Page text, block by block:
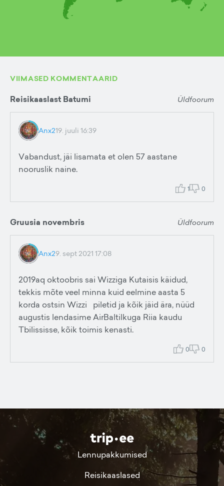
VIIMASED KOMMENTAARID
Reisikaaslast Batumi Üldfoorum
Anx219. juuli 16:39
Vabandust, jäi lisamata et olen 57 aastane
nooruslik naine.
1 0
Gruusia novembris Üldfoorum
Anx29. sept 2021 17:08
2019aq oktoobris sai Wizziga Kutaisis käidud,
tekkis mõte veel minna kuid eelmine aasta 5
korda ostsin Wizzi piletid ja kõik jäid ära, nüüd
augustis lendasime AirBaltilkuga Riia kaudu
Tbilississe, kõik toimis kenasti.
0 0
Lennupakkumised
Reisikaaslased